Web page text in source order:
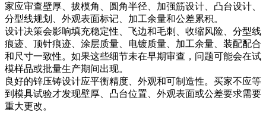
家应审查壁厚、拔模角、圆角半径、加强筋设计、凸台设计、
分型线规划、外观表面标记、加工余量和公差累积。
设计决策会影响填充稳定性、飞边和毛刺、收缩风险、分型线
痕迹、顶针痕迹、涂层质量、电镀质量、加工余量、装配配合
和尺寸一致性。如果这些细节未在早期审查，问题可能会在试
模样品或批量生产期间出现。
良好的锌压铸设计应平衡精度、外观和可制造性。买家不应等
到模具试验才发现壁厚、凸台位置、外观表面或公差要求需要
重大更改。